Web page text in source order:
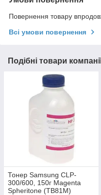
Повернення товару
Всі умови повернення
Подібні товари
Тонер Samsung CLP-
300/600, 150г Magenta
Spheritone (TB81M)